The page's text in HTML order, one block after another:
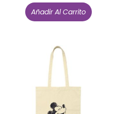
Añadir Al Carrito